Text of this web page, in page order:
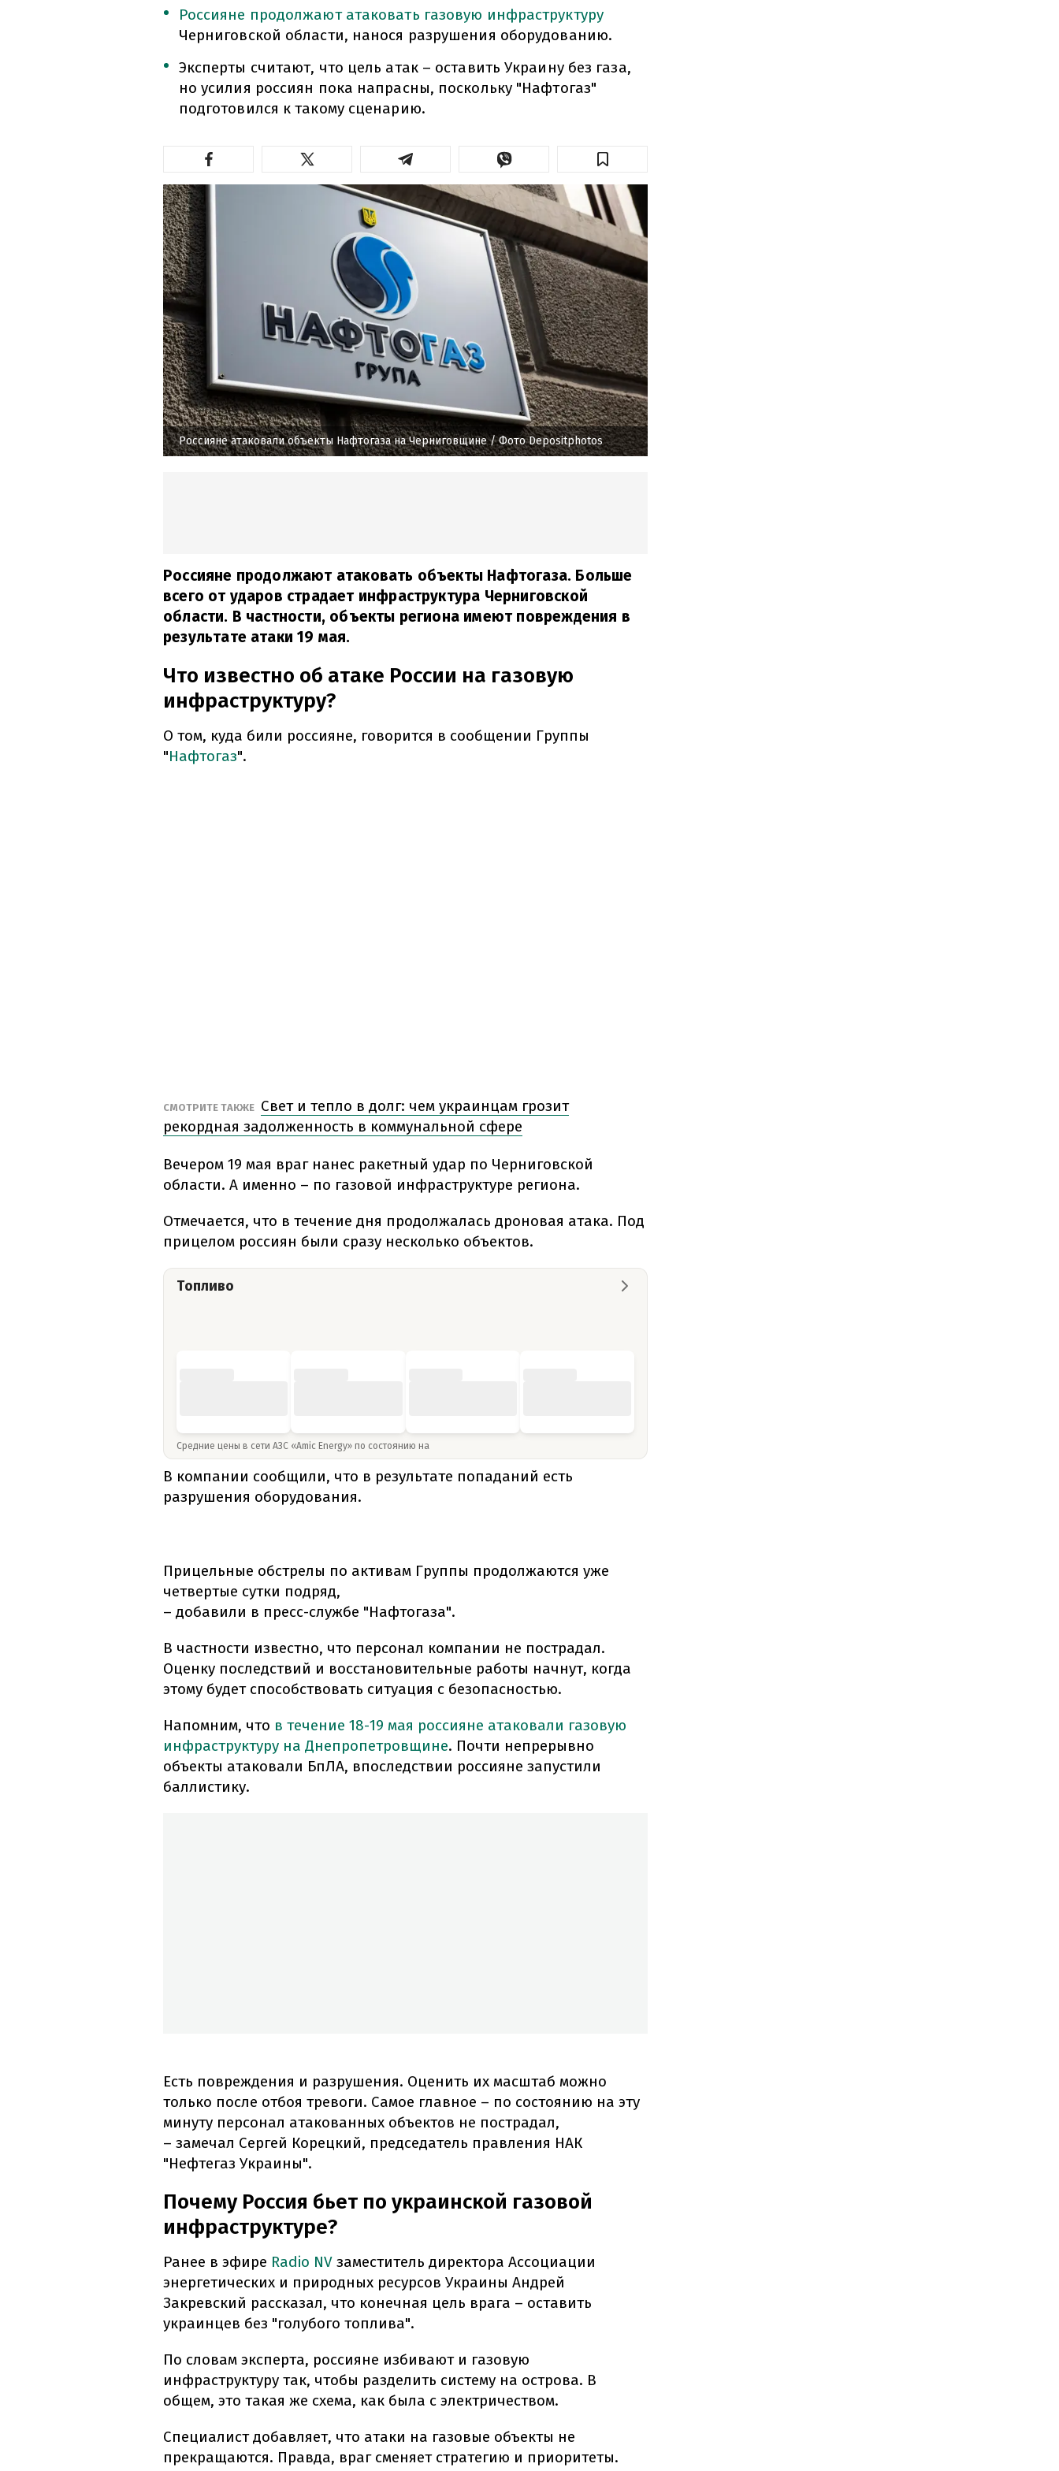
Россияне продолжают атаковать газовую инфраструктуру
Черниговской области, нанося разрушения оборудованию.
Эксперты считают, что цель атак – оставить Украину без газа,
но усилия россиян пока напрасны, поскольку "Нафтогаз"
подготовился к такому сценарию.
Россияне атаковали объекты Нафтогаза на Черниговщине/ Фото Depositphotos
Россияне продолжают атаковать объекты Нафтогаза. Больше
всего от ударов страдает инфраструктура Черниговской
области. В частности, объекты региона имеют повреждения в
результате атаки 19 мая.
Что известно об атаке России на газовую
инфраструктуру?
О том, куда били россияне, говорится в сообщении Группы
"Нафтогаз".
СМОТРИТЕ ТАКЖЕ Свет и тепло в долг: чем украинцам грозит
рекордная задолженность в коммунальной сфере
Вечером 19 мая враг нанес ракетный удар по Черниговской
области. А именно – по газовой инфраструктуре региона.
Отмечается, что в течение дня продолжалась дроновая атака. Под
прицелом россиян были сразу несколько объектов.
Топливо
Средние цены в сети АЗС «Amic Energy» по состоянию на
В компании сообщили, что в результате попаданий есть
разрушения оборудования.
Прицельные обстрелы по активам Группы продолжаются уже
четвертые сутки подряд,
– добавили в пресс-службе "Нафтогаза".
В частности известно, что персонал компании не пострадал.
Оценку последствий и восстановительные работы начнут, когда
этому будет способствовать ситуация с безопасностью.
Напомним, что в течение 18-19 мая россияне атаковали газовую
инфраструктуру на Днепропетровщине. Почти непрерывно
объекты атаковали БпЛА, впоследствии россияне запустили
баллистику.
Есть повреждения и разрушения. Оценить их масштаб можно
только после отбоя тревоги. Самое главное – по состоянию на эту
минуту персонал атакованных объектов не пострадал,
– замечал Сергей Корецкий, председатель правления НАК
"Нефтегаз Украины".
Почему Россия бьет по украинской газовой
инфраструктуре?
Ранее в эфире Radio NV заместитель директора Ассоциации
энергетических и природных ресурсов Украины Андрей
Закревский рассказал, что конечная цель врага – оставить
украинцев без "голубого топлива".
По словам эксперта, россияне избивают и газовую
инфраструктуру так, чтобы разделить систему на острова. В
общем, это такая же схема, как была с электричеством.
Специалист добавляет, что атаки на газовые объекты не
прекращаются. Правда, враг сменяет стратегию и приоритеты.